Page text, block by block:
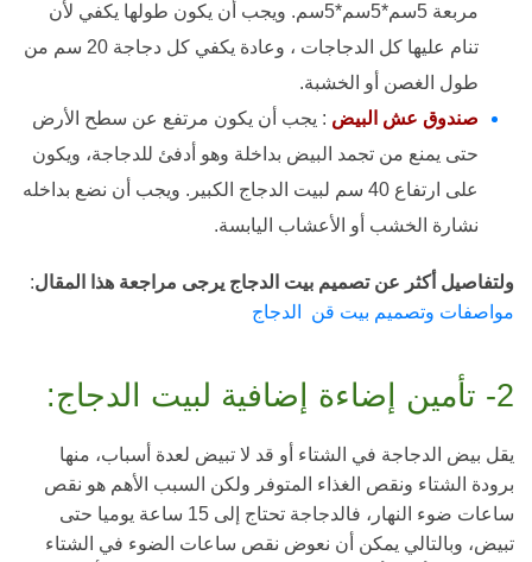
مربعة 5سم*5سم*5سم. ويجب أن يكون طولها يكفي لأن
تنام عليها كل الدجاجات ، وعادة يكفي كل دجاجة 20 سم من
طول الغصن أو الخشبة.
صندوق عش البيض : يجب أن يكون مرتفع عن سطح الأرض
حتى يمنع من تجمد البيض بداخلة وهو أدفئ للدجاجة، ويكون
على ارتفاع 40 سم لبيت الدجاج الكبير. ويجب أن نضع بداخله
نشارة الخشب أو الأعشاب اليابسة.
ولتفاصيل أكثر عن تصميم بيت الدجاج يرجى مراجعة هذا المقال:
مواصفات وتصميم بيت قن الدجاج
2- تأمين إضاءة إضافية لبيت الدجاج:
يقل بيض الدجاجة في الشتاء أو قد لا تبيض لعدة أسباب، منها
برودة الشتاء ونقص الغذاء المتوفر ولكن السبب الأهم هو نقص
ساعات ضوء النهار، فالدجاجة تحتاج إلى 15 ساعة يوميا حتى
تبيض، وبالتالي يمكن أن نعوض نقص ساعات الضوء في الشتاء